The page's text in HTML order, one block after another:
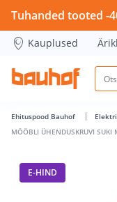
MÖÖBLI
Tuhanded tooted -
Kauplused
Ehituspood Bauhof
MÖÖBLI ÜHENDUSKRUVI SUKI
E-HIND